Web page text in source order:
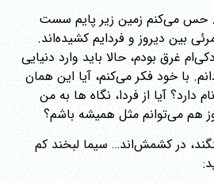
می‌کنم زمین زیر پایم سست
بین دیروز و فردایم کشیده‌اند.
غرق بودم، حالا باید وارد دنیایی
با خود فکر می‌کنم، آیا این همان
آیا از فردا، نگاه ها به من
هم می‌توانم مثل همیشه باشم؟
در کشمش‌اند… سیما لبخند کم